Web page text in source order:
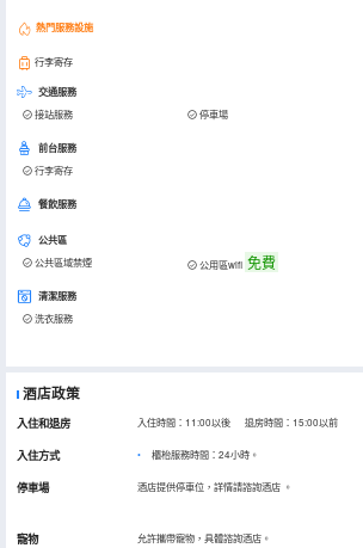
熱門服務設施
行李寄存
交通服務
接站服務 停車場
前台服務
行李寄存
餐飲服務
公共區
公共區域禁煙 公用區wifi 免費
清潔服務
洗衣服務
酒店政策
入住和退房 入住時間：11:00以後 退房時間：15:00以前
入住方式 櫃枱服務時間：24小時。
停車場 酒店提供停車位，詳情請諮詢酒店 。
寵物 允許攜帶寵物，具體諮詢酒店。